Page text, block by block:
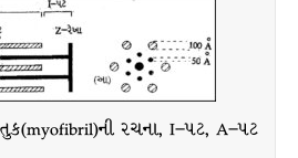
રચના, I–પટ, A–પટ